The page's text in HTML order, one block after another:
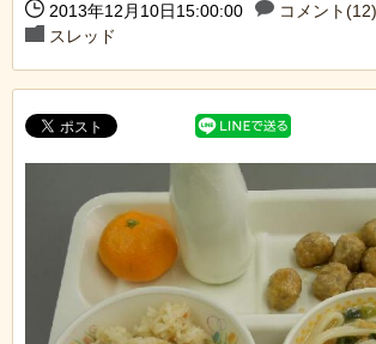
2013年12月10日15:00:00
コメント(12)
スレッド